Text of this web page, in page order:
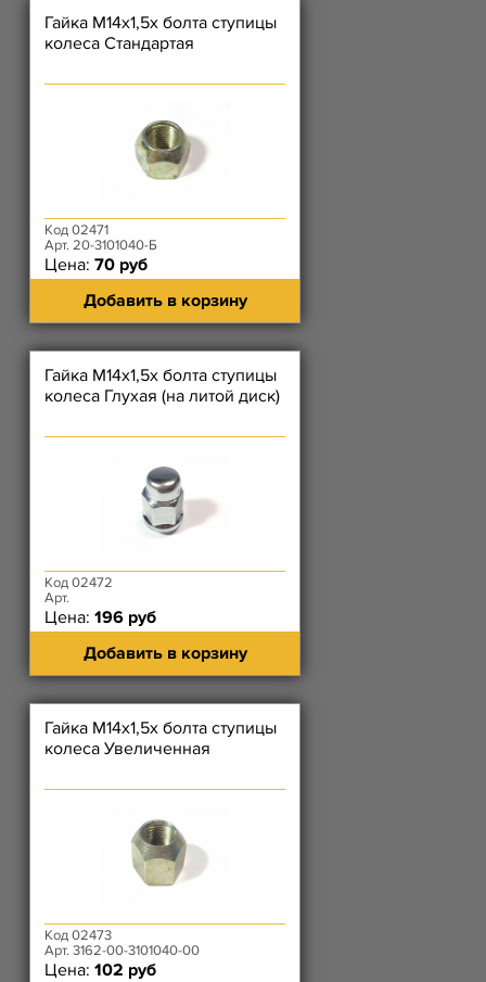
Гайка М14х1,5х болта ступицы
колеса Стандартая
Код 02471
Арт. 20-3101040-Б
Цена: 70 руб
Добавить в корзину
Гайка М14х1,5х болта ступицы
колеса Глухая (на литой диск)
Код 02472
Арт.
Цена: 196 руб
Добавить в корзину
Гайка М14х1,5х болта ступицы
колеса Увеличенная
Код 02473
Арт. 3162-00-3101040-00
Цена: 102 руб